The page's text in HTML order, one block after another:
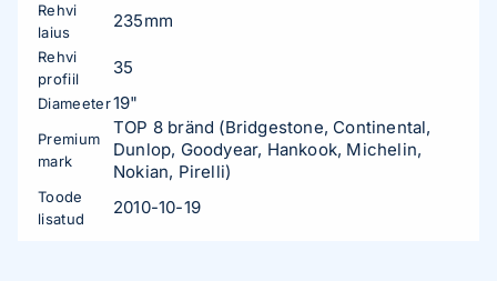
Rehvi
laius
235mm
Rehvi
profiil
35
Diameeter19"
Premium
mark
TOP 8 bränd (Bridgestone, Continental,
Dunlop, Goodyear, Hankook, Michelin,
Nokian, Pirelli)
Toode
lisatud
2010-10-19